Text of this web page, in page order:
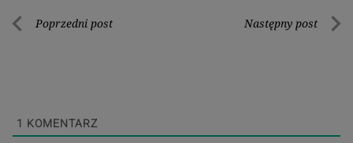
Nawigacja
Poprzedni post Następny post
1 KOMENTARZ